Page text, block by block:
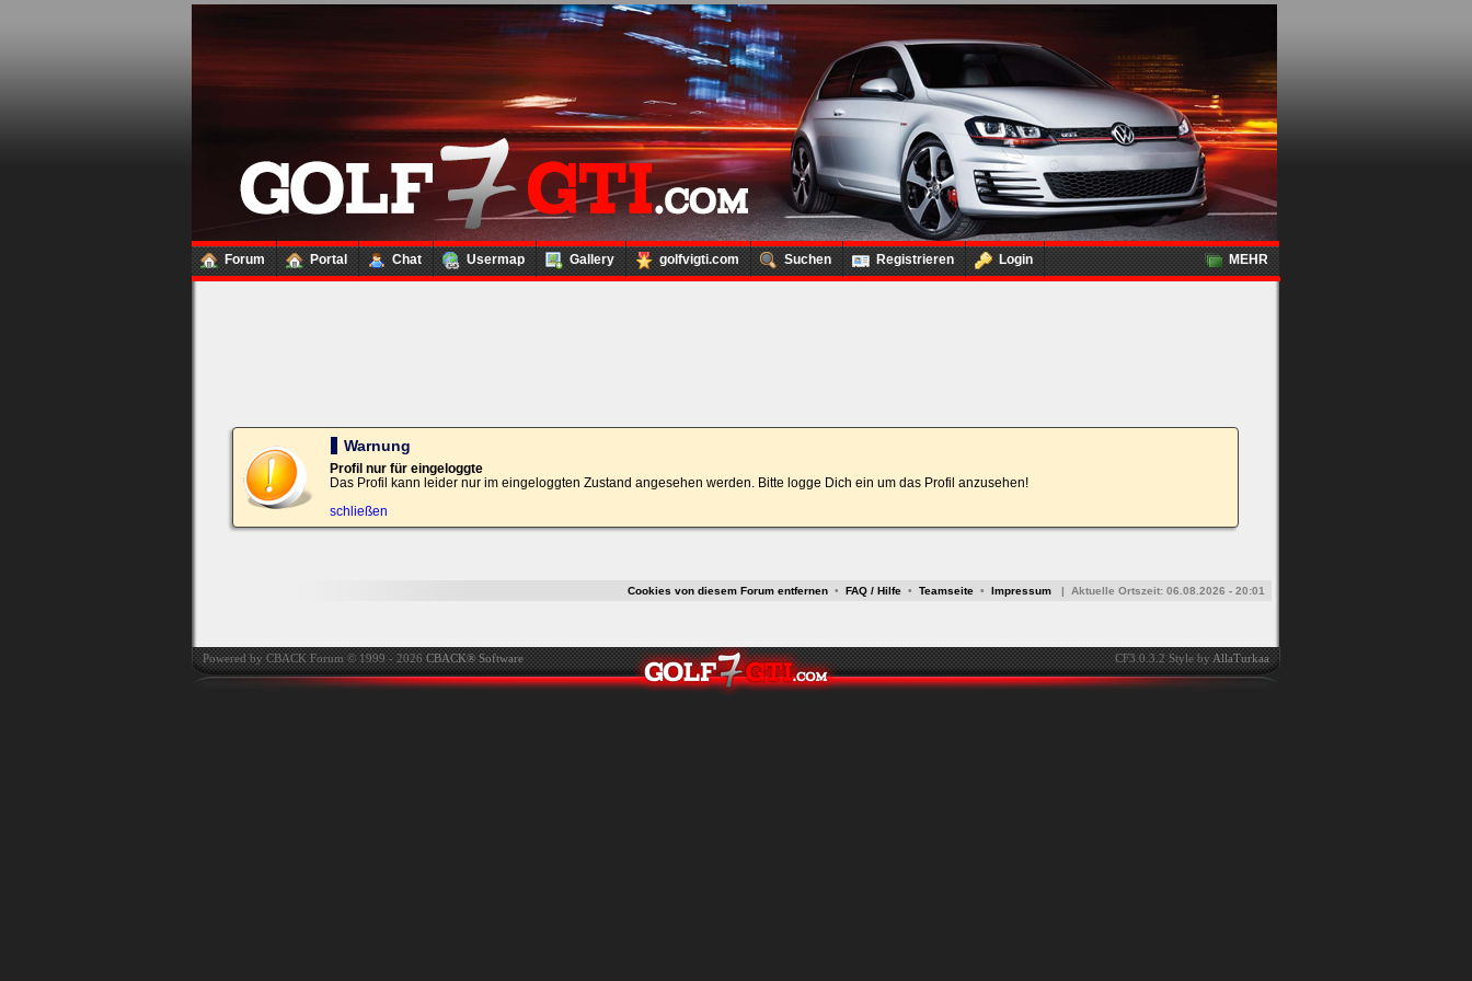
Forum Portal Chat Usermap Gallery golfvigti.com Suchen Registrieren Login MEHR
Loginbox
Trage
bitte
in
die
nachfolgenden
Felder
Deinen
Benutzernamen
und
Kennwort
ein,
um
Bei jedem Besuch
automatisch einloggen.
Warnung
Profil nur für eingeloggte
Das Profil kann leider nur im eingeloggten Zustand angesehen werden. Bitte logge Dich ein um das Profil anzusehen!
schließen
Cookies von diesem Forum entfernen • FAQ / Hilfe • Teamseite • Impressum | Aktuelle Ortszeit: 06.08.2026 - 20:01
Powered by CBACK Forum © 1999 - 2026CBACK® Software CF3.0.3.2 Style byAllaTurkaa